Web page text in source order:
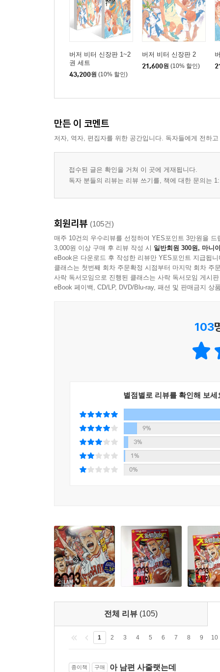
버저 비터 신장판 1~2
권 세트
43,200원 (10% 할인)
버저 비터 신장판 2
21,600원 (10% 할인)
만든 이 코멘트
저자, 역자, 편집자를 위한 공간입니다. 독자들에게 전하
접수된 글은 확인을 거쳐 이 곳에 게재됩니다.
독자 분들의 리뷰는 리뷰 쓰기를, 책에 대한 문의는
회원리뷰 (105건)
매주 10건의 우수리뷰를 선정하여 YES포인트 3만원을 드
3,000원 이상 구매 후 리뷰 작성 시 일반회원 300원, 마니
eBook은 다운로드 후 작성한 리뷰만 YES포인트 지급됩니
클래스는 첫번째 회차 주문확정 시점부터 마지막 회차 주
사락 독서모임으로 진행된 클래스는 사락 독서모임 게시
eBook 페이백, CD/LP, DVD/Blu-ray, 패션 및 판매금지 상
103
별점별로 리뷰를 확인해 보세
9%
3%
1%
0%
2
전체 리뷰 (105)
1 2 3 4 5 6 7 8 9 10
종이책 구매 아 남편 사줄랫는데